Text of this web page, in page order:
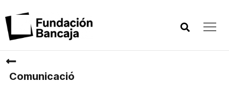
Comunicació